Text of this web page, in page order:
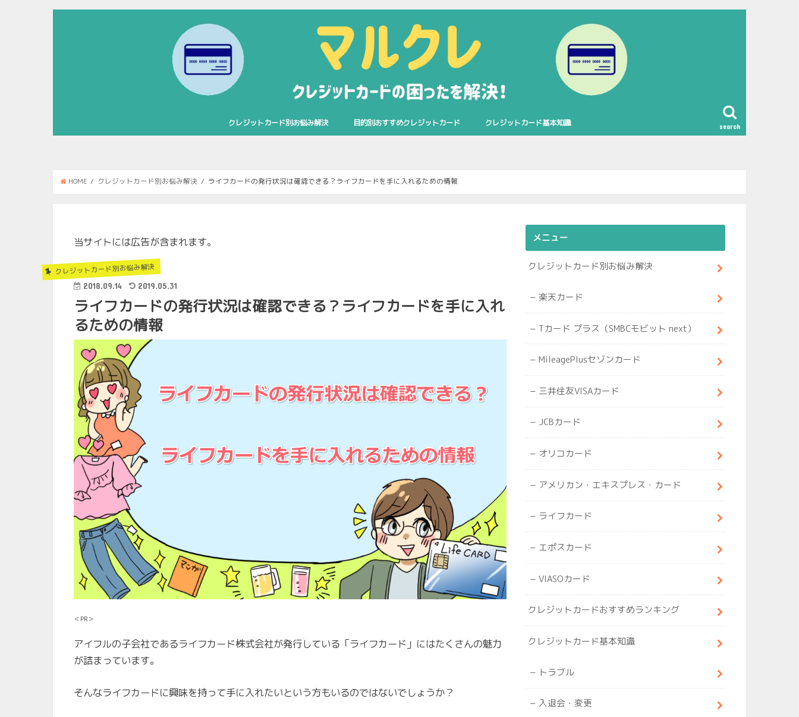
search
クレジットカード別お悩み解決 目的別おすすめクレジットカード クレジットカード基本知識
HOME クレジットカード別お悩み解決 ライフカードの発行状況は確認できる？ライフカードを手に入れるための情報
当サイトには広告が含まれます。
クレジットカード別お悩み解決
2018.09.14 2019.05.31
ライフカードの発行状況は確認できる？ライフカードを手に入れ
るための情報
＜PR＞
アイフルの子会社であるライフカード株式会社が発行している「ライフカード」にはたくさんの魅力
が詰まっています。
そんなライフカードに興味を持って手に入れたいという方もいるのではないでしょうか？
メニュー
クレジットカード別お悩み解決
楽天カード
Tカード プラス（SMBCモビット next）
MileagePlusセゾンカード
三井住友VISAカード
JCBカード
オリコカード
アメリカン・エキスプレス・カード
ライフカード
エポスカード
VIASOカード
クレジットカードおすすめランキング
クレジットカード基本知識
トラブル
入退会・変更